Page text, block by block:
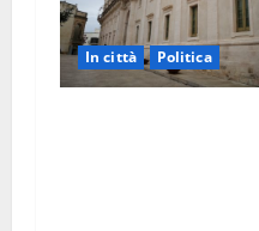
In città Politica